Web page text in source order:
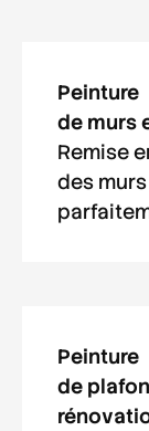
Peinture
de murs
Remise
des
Peinture
de